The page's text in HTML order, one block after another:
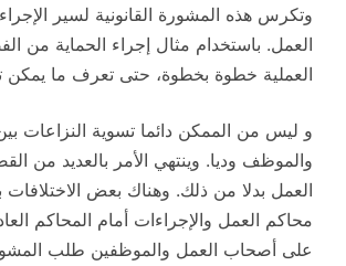
وتكرس هذه المشورة القانونية لسير
العمل. باستخدام مثال إجراء الحماية من
العملية خطوة بخطوة، حتى تعرف ما يمكن
و ليس من الممكن دائما تسوية النزاعات
والموظف وديا. وينتهي الأمر بالعديد من
العمل بدلا من ذلك. وهناك بعض الاختلافات
محاكم العمل والإجراءات أمام المحاكم
على أصحاب العمل والموظفين طلب